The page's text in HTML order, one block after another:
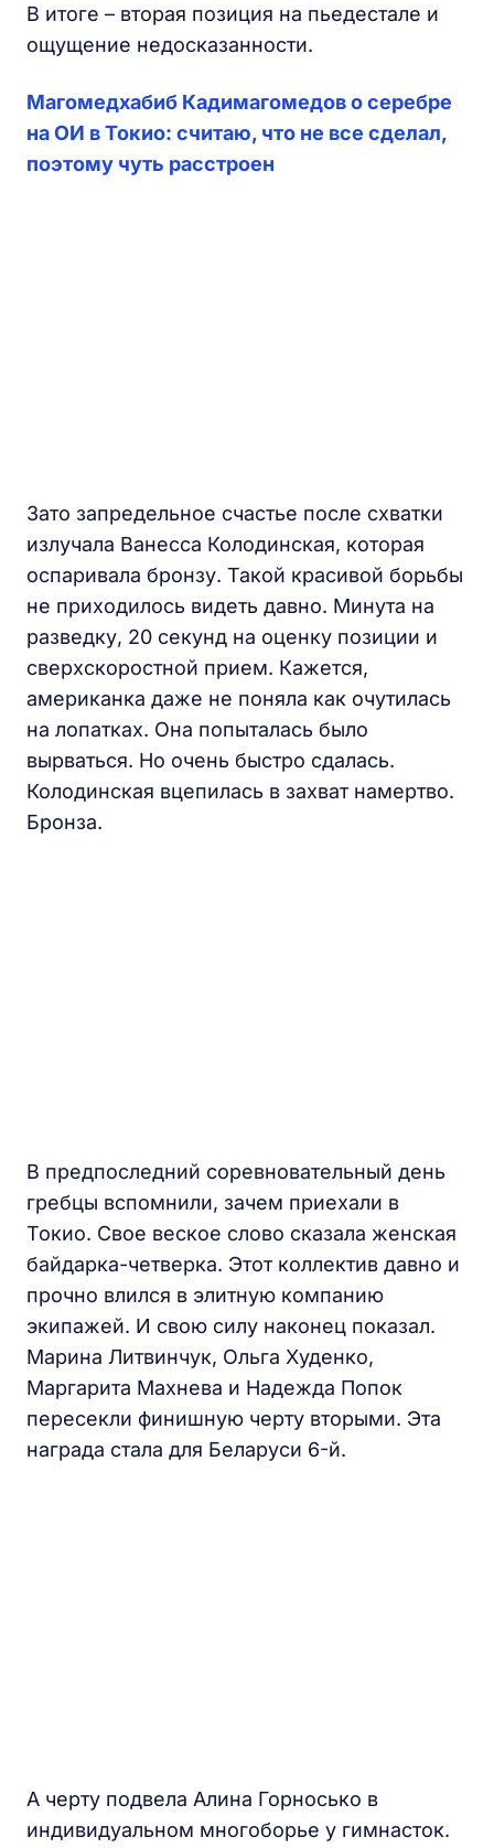
В итоге – вторая позиция на пьедестале и
ощущение недосказанности.
Магомедхабиб Кадимагомедов о серебре
на ОИ в Токио: считаю, что не все сделал,
поэтому чуть расстроен
Зато запредельное счастье после схватки
излучала Ванесса Колодинская, которая
оспаривала бронзу. Такой красивой борьбы
не приходилось видеть давно. Минута на
разведку, 20 секунд на оценку позиции и
сверхскоростной прием. Кажется,
американка даже не поняла как очутилась
на лопатках. Она попыталась было
вырваться. Но очень быстро сдалась.
Колодинская вцепилась в захват намертво.
Бронза.
В предпоследний соревновательный день
гребцы вспомнили, зачем приехали в
Токио. Свое веское слово сказала женская
байдарка-четверка. Этот коллектив давно и
прочно влился в элитную компанию
экипажей. И свою силу наконец показал.
Марина Литвинчук, Ольга Худенко,
Маргарита Махнева и Надежда Попок
пересекли финишную черту вторыми. Эта
награда стала для Беларуси 6-й.
А черту подвела Алина Горносько в
индивидуальном многоборье у гимнасток.